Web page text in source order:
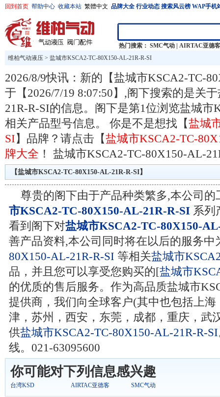
回到首页 帮助中心 收藏本站 繁體中文 品牌大全 行业动态 搜索风云榜 WAP手机
热门搜索： SMC气动
AIRTAC亚德客
维柏气动液压 > 盐城市KSCA2-TC-80X150-AL-21R-R-SI
2026/8/9快讯：新的【盐城市KSCA2-TC-
于【2026/7/19 8:07:50】,阁下搜索的是关
21R-R-SI的信息。阁下是第1位浏览盐城市
相关产品型号信息。 你是不是想找【盐城
SI 】品牌？请点击【盐城市KSCA2-TC-
牌大全 ！ 盐城市KSCA2-TC-80X150-AL-
【盐城市KSCA2-TC-80X150-AL-21R-R-SI】
尊贵的阁下由于产品种类繁多,本公司
市KSCA2-TC-80X150-AL-21R-R-SI 系列
看到阁下对盐城市KSCA2-TC-80X150-
善产品资料,本公司同时将在以后的服务
80X150-AL-21R-R-SI 等相关盐城市
品，并且您可以享受您购买的[盐城市
的优质的售后服务。作为高品质盐城市
提供商，我们向全球客户(其中也包括上
津，苏州，西安，东莞，成都，重庆，武
供盐城市KSCA2-TC-80X150-AL-21R-R-SI
线。021-63095600
你可能对下列信息感兴趣
台湾KSD AIRTAC亚德客 SMC气动